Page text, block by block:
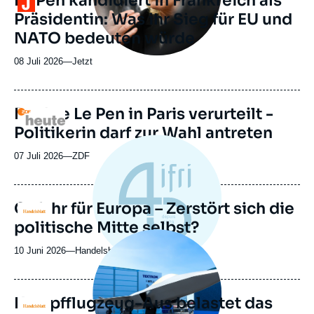
ou
émission
Präsidentin: Was ihr Sieg für EU und
NATO bedeuten würde
08 Juli 2026—Nom
journal,
ou
émission
Jetzt
Logo
Rechte Le Pen in Paris verurteilt -
Politikerin darf zur Wahl antreten
07 Juli 2026—Nom
journal,
ou
émission
ZDF
Logo
Gefahr für Europa – Zerstört sich die
politische Mitte selbst?
10 Juni 2026—Nom
journal,
revue
ou
Handelsblatt
Logo
Image
principale
médiatique
Kampfflugzeug-Aus belastet das